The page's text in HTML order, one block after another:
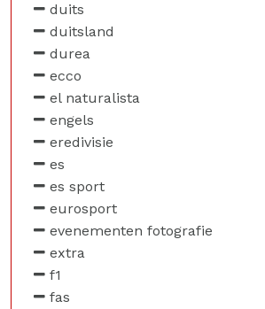
duits
duitsland
durea
ecco
el naturalista
engels
eredivisie
es
es sport
eurosport
evenementen fotografie
extra
f1
fas